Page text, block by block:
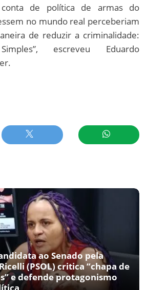
de política de armas do
no mundo real perceberiam
de reduzir a criminalidade:
escreveu Eduardo
ao Senado pela
(PSOL) critica “chapa de
e defende protagonismo